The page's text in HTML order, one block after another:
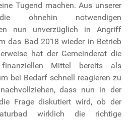
Tugend machen. Aus unserer
ohnehin notwendigen
nun unverzüglich in Angriff
das Bad 2018 wieder in Betrieb
hat der Gemeinderat die
Mittel bereits als
bei Bedarf schnell reagieren zu
dass nun in der
Frage diskutiert wird, ob der
wirklich die richtige